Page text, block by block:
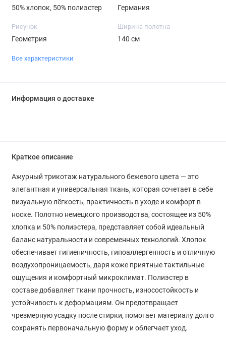
50% хлопок, 50% полиэстер Германия
Рисунок
Геометрия
Ширина полотна
140 см
Все характеристики
Информация о доставке
Краткое описание
Ажурный трикотаж натурального бежевого цвета — это
элегантная и универсальная ткань, которая сочетает в себе
визуальную лёгкость, практичность в уходе и комфорт в
носке. Полотно немецкого производства, состоящее из 50%
хлопка и 50% полиэстера, представляет собой идеальный
баланс натуральности и современных технологий. Хлопок
обеспечивает гигиеничность, гипоаллергенность и отличную
воздухопроницаемость, даря коже приятные тактильные
ощущения и комфортный микроклимат. Полиэстер в
составе добавляет ткани прочность, износостойкость и
устойчивость к деформациям. Он предотвращает
чрезмерную усадку после стирки, помогает материалу долго
сохранять первоначальную форму и облегчает уход.